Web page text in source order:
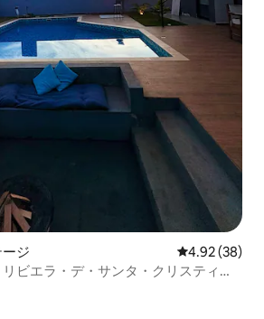
ジ レビュー38
4.92 (38)
ビエラ・デ・サンタ・クリスティー